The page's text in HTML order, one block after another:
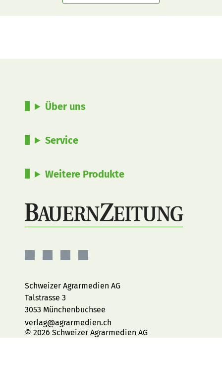
Über uns
Service
Weitere Produkte
Facebook
Instagram
YouTubeLinkedIn
Schweizer Agrarmedien AG
Talstrasse 3
3053 Münchenbuchsee
verlag@agrarmedien.ch
© 2026 Schweizer Agrarmedien AG